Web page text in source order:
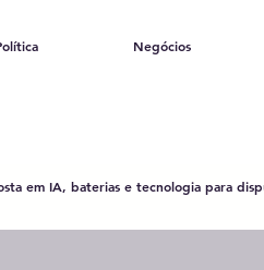
Negócios
em IA, baterias e tecnologia para